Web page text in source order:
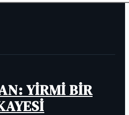
YİRMİ BİR